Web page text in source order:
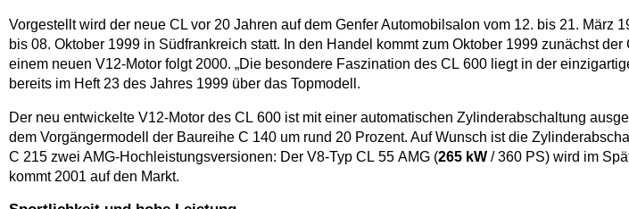
Vorgestellt wird der neue CL vor 20 Jahren auf dem Genfer Automobilsalon vom 12. bis 21.
bis 08. Oktober 1999 in Südfrankreich statt. In den Handel kommt zum Oktober 1999 zunächst der
einem neuen V12-Motor folgt 2000. „Die besondere Faszination des CL 600 liegt in der
bereits im Heft 23 des Jahres 1999 über das Topmodell.
Der neu entwickelte V12-Motor des CL 600 ist mit einer automatischen Zylinderabschaltung
dem Vorgängermodell der Baureihe C 140 um rund 20 Prozent. Auf Wunsch ist die
C 215 zwei AMG-Hochleistungsversionen: Der V8-Typ CL 55 AMG (265 kW / 360 PS) wird im
kommt 2001 auf den Markt.